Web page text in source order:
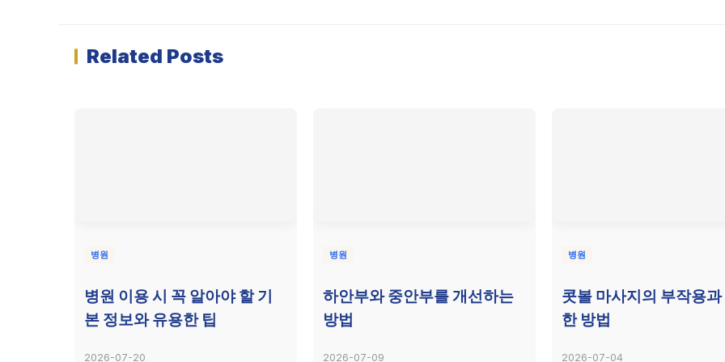
Related Posts
병원
병원 이용 시 꼭 알아야 할 기
본 정보와 유용한 팁
2026-07-20
병원
하안부와 중안부를 개선하는
방법
2026-07-09
병원
콧볼 마사지의 부작용과
한 방법
2026-07-04